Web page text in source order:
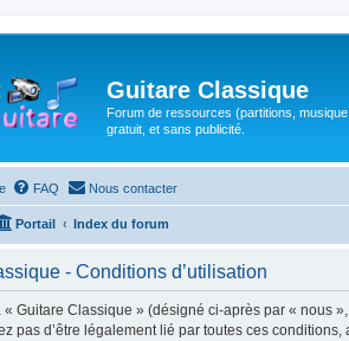
Guitare Classique
Forum de ressources (partitions,
gratuit, et sans publicité.
FAQ Nous contacter
Portail Index du forum
- Conditions d’utilisation
« Guitare Classique » (désigné ci-après par « nous
pas d’être légalement lié par toutes ces